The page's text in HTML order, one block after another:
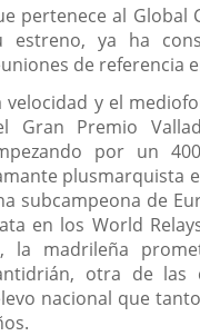
pertenece al Global
estreno, ya ha
de referencia
velocidad y el
Gran Premio
por un
plusmarquista
subcampeona de
en los World
la madrileña
otra de las
nacional que